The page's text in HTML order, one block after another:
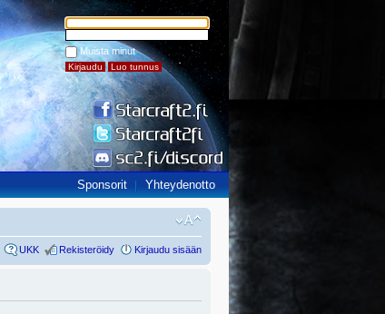
Muista minut
Sponsorit Yhteydenotto
UKK Rekisteröidy Kirjaudu sisään